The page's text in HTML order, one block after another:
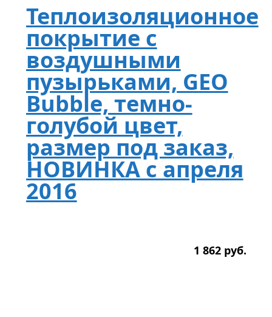
Теплоизоляционное
покрытие с
воздушными
пузырьками, GEO
Bubble, темно-
голубой цвет,
размер под заказ,
НОВИНКА с апреля
2016
1 862 руб.